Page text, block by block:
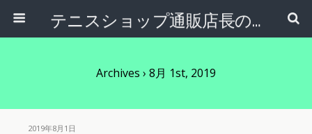
テニスショップ通販店長のブログ＠テニスショップLAFINO 西山克久
Archives › 8月 1st, 2019
2019年8月1日